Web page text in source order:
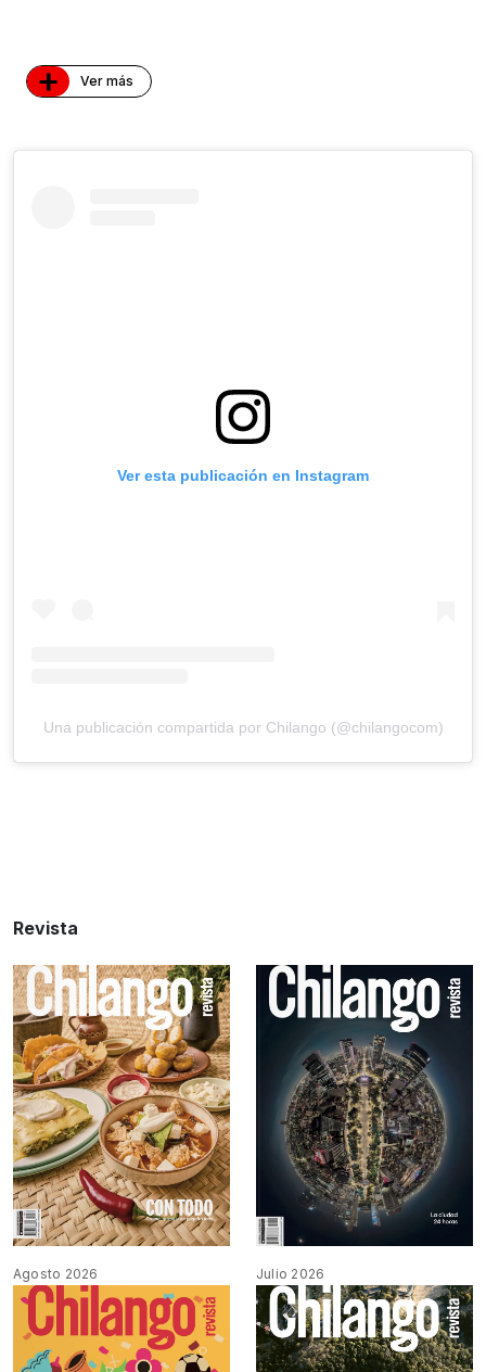
+ Ver más
Ver esta publicación en Instagram
Una publicación compartida por Chilango (@chilangocom)
Revista
Agosto 2026 Julio 2026